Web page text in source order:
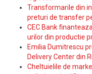
Transformarile din
preturi de transfer
CEC Bank
urilor din productie
Emilia Dumitrescu
Delivery Center din
Cheltuielile de